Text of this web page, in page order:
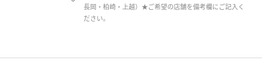
長岡・柏崎・上越）★ご希望の店舗を備考欄にご記入く
ださい。